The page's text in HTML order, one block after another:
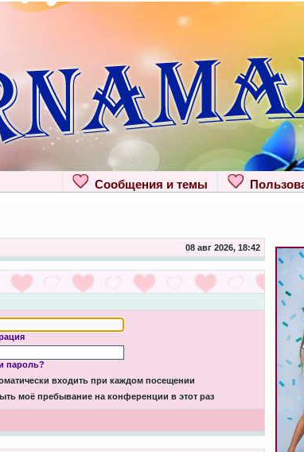
Сообщения и темы
08 авг 2026, 18:42
пароль?
входить при каждом посещении
моё пребывание на конференции в этот раз